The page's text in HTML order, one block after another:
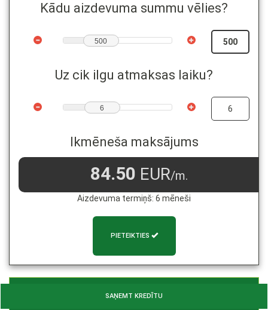
Kādu aizdevuma summu vēlies?
500
Uz cik ilgu atmaksas laiku?
6
Ikmēneša maksājums
84.50 EUR/m.
Aizdevuma termiņš: 6 mēneši
PIETEIKTIES
SAŅEMT KREDĪTU